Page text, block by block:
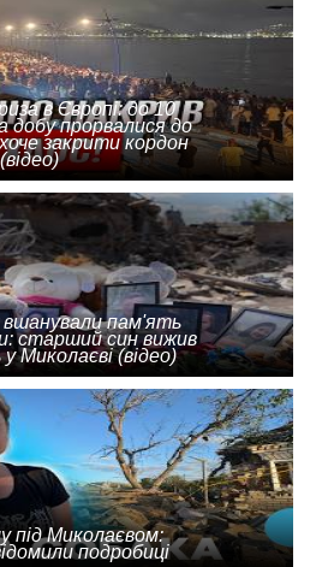
в Європі: до 10
добу прорвалися до
хоче закрити кордон
(відео)
пам'ять
старший син вижив
Миколаєві (відео)
під Миколаєвом:
подробиці